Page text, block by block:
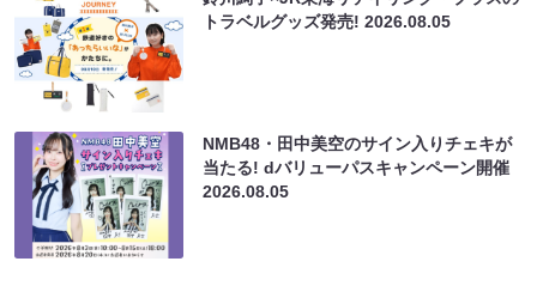
トラベルグッズ発売!2026.08.05
NMB48・田中美空のサイン入りチェキが
当たる! dバリューパスキャンペーン開催
2026.08.05